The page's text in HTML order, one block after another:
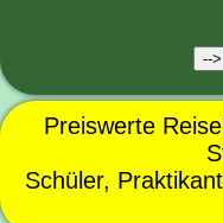
--
Preiswerte
Schüler,